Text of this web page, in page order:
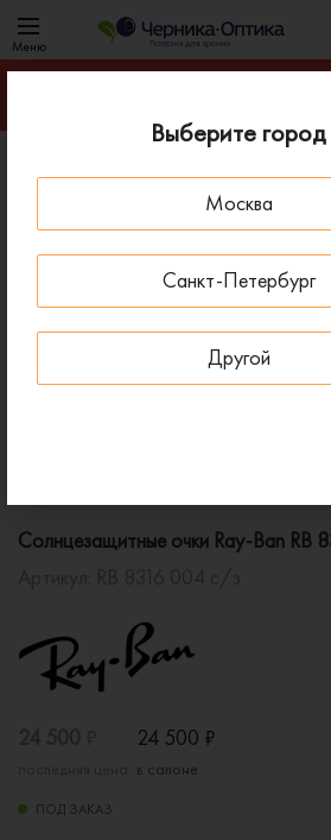
Выберите город
Москва
Санкт-Петербург
Другой
Меню
Гарантируем лучшую цену на
Главная
Солнцезащитные очки
Солнцезащитные очки Ray-Ban
Солнцезащитные очки Ray-Ban RB
24 500 ₽
в салоне
ПОД ЗАКАЗ
ПОД ЗАКАЗ